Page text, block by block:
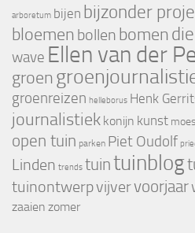
arboretum bijen bijzonder
bloemen bollen bomen
wave Ellen van der
groen
groenreizen helleborus Henk
journalistiek konijn kunst
open tuin parken Piet Oudolf
Linden trends tuintuinblog
tuinontwerpvijvervoorjaar
zaaien zomer